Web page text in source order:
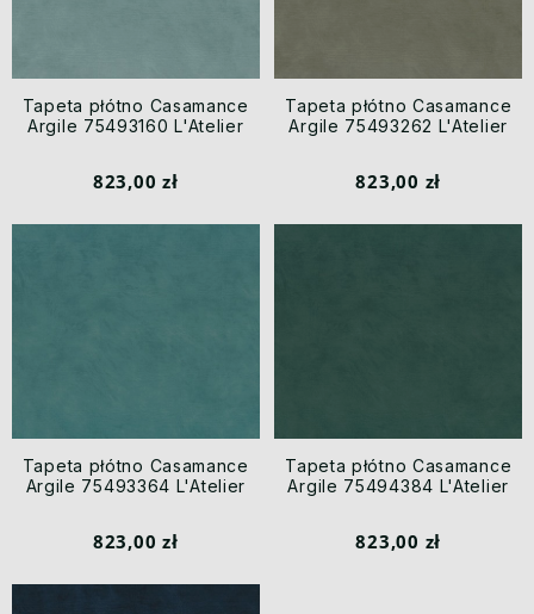
Tapeta płótno Casamance
Argile 75493160 L'Atelier
823,00 zł
Tapeta płótno Casamance
Argile 75493262 L'Atelier
823,00 zł
Tapeta płótno Casamance
Argile 75493364 L'Atelier
823,00 zł
Tapeta płótno Casamance
Argile 75494384 L'Atelier
823,00 zł